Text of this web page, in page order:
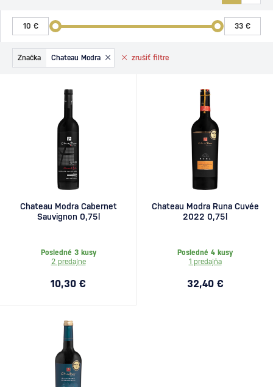
zrušiť filtre
Značka Chateau Modra
Chateau Modra Cabernet
Sauvignon 0,75l
Posledné 3 kusy
2 predajne
10,30 €
Chateau Modra Runa Cuvée
2022 0,75l
Posledné 4 kusy
1 predajňa
32,40 €